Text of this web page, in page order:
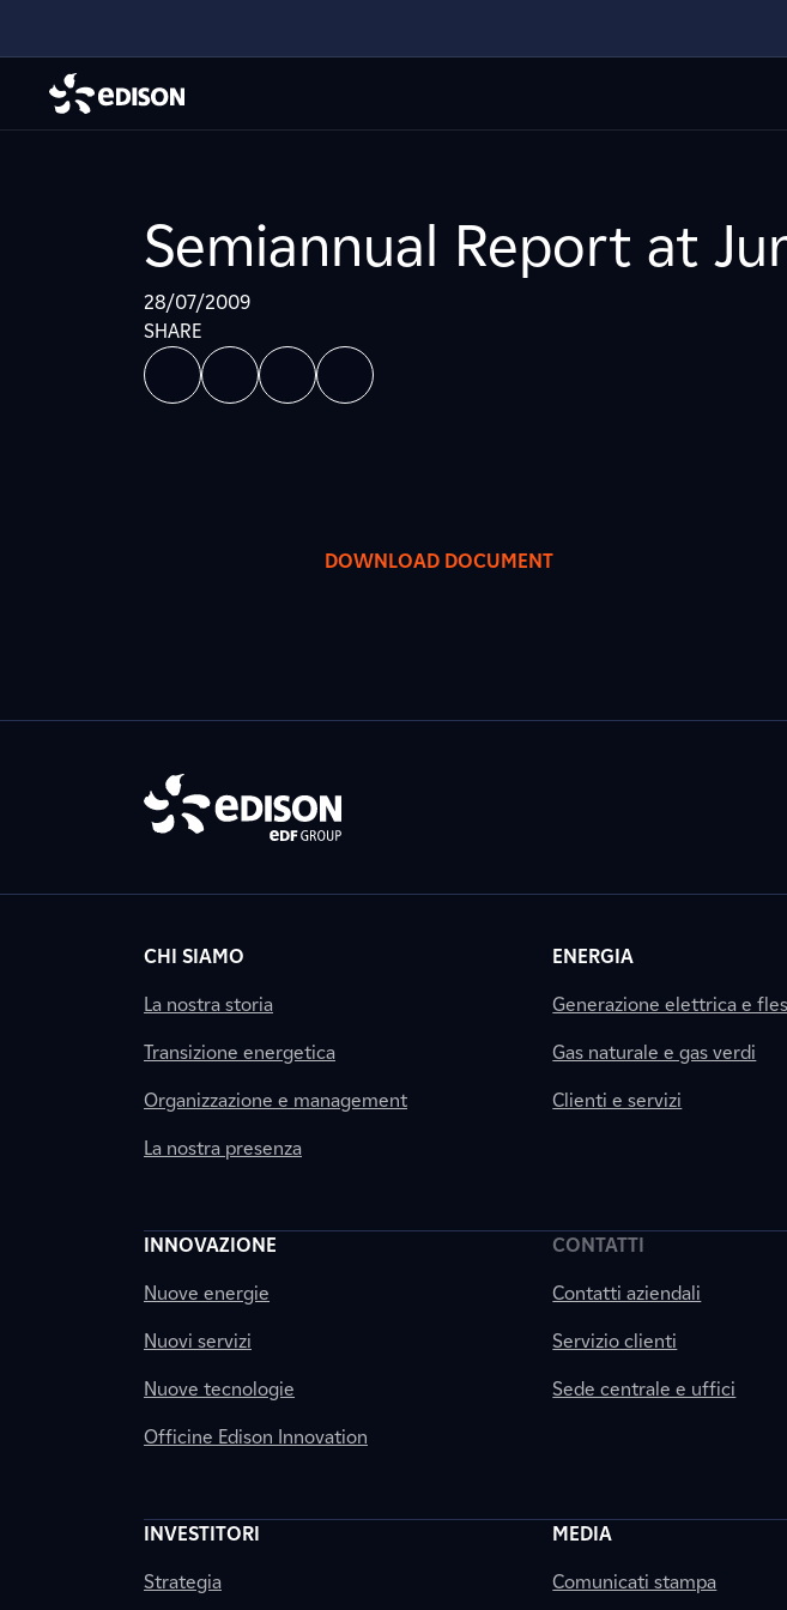
Semiannual Report at
28/07/2009
SHARE
DOWNLOAD DOCUMENT
CHI SIAMO
La nostra storia
Transizione energetica
Organizzazione e management
La nostra presenza
ENERGIA
Generazione elettrica e
Gas naturale e gas verdi
Clienti e servizi
INNOVAZIONE
Nuove energie
Nuovi servizi
Nuove tecnologie
Officine Edison Innovation
CONTATTI
Contatti aziendali
Servizio clienti
Sede centrale e uffici
INVESTITORI
Strategia
MEDIA
Comunicati stampa